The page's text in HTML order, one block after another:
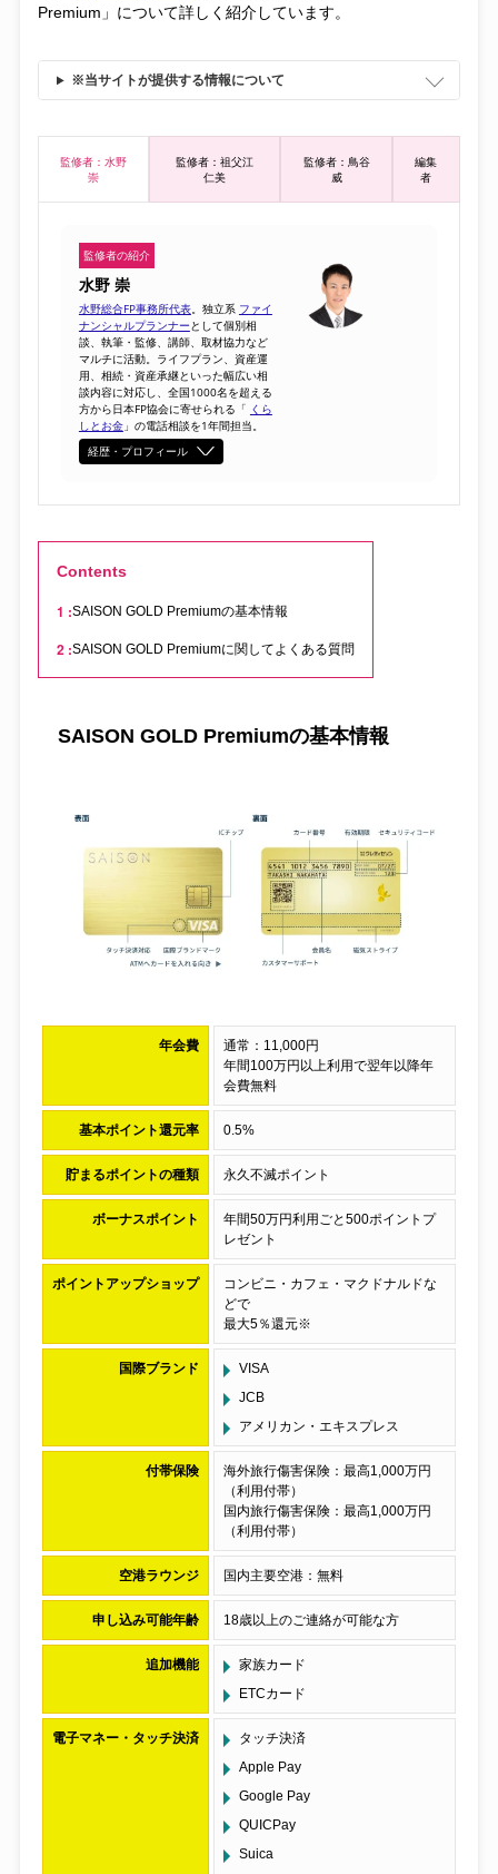
Premium」について詳しく紹介しています。
※当サイトが提供する情報について
監修者：水野
崇
監修者：祖父江
仁美
監修者：鳥谷
威
編集
者
監修者の紹介
水野 崇
水野総合FP事務所代表。独立系 ファイ
ナンシャルプランナーとして個別相
談、執筆・監修、講師、取材協力など
マルチに活動。ライフプラン、資産運
用、相続・資産承継といった幅広い相
談内容に対応し、全国1000名を超える
方から日本FP協会に寄せられる「 くら
しとお金」の電話相談を1年間担当。
経歴・プロフィール
Contents
SAISON GOLD Premiumの基本情報
SAISON GOLD Premiumに関してよくある質問
SAISON GOLD Premiumの基本情報
年会費
通常：11,000円
年間100万円以上利用で翌年以降年
会費無料
基本ポイント還元率 0.5%
貯まるポイントの種類 永久不滅ポイント
ボーナスポイント
年間50万円利用ごと500ポイントプ
レゼント
ポイントアップショップ
コンビニ・カフェ・マクドナルドな
どで
最大5％還元※
国際ブランド
VISA
JCB
アメリカン・エキスプレス
付帯保険 海外旅行傷害保険：最高1,000万円
（利用付帯）
国内旅行傷害保険：最高1,000万円
（利用付帯）
空港ラウンジ 国内主要空港：無料
申し込み可能年齢 18歳以上のご連絡が可能な方
追加機能
家族カード
ETCカード
電子マネー・タッチ決済
タッチ決済
Apple Pay
Google Pay
QUICPay
Suica